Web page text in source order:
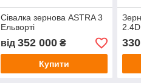
Сівалка зернова ASTRA 3
Ельворті
від 352 000₴
Купити
2.4D